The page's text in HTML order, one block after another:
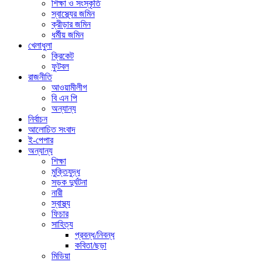
শিক্ষা ও সংস্কৃতি
স্বাস্থ্যের জমিন
ক্রীড়ার জমিন
ধর্মীয় জমিন
খেলাধুলা
ক্রিকেট
ফুটবল
রাজনীতি
আওয়ামীলীগ
বি এন পি
অন্যান্য
নির্বাচন
আলোচিত সংবাদ
ই-পেপার
অন্যান্য
শিক্ষা
মুক্তিযুদ্ধ
সড়ক দুর্ঘটনা
নারী
স্বাস্থ্য
ফিচার
সাহিত্য
প্রবন্ধ/নিবন্ধ
কবিতা/ছড়া
মিডিয়া